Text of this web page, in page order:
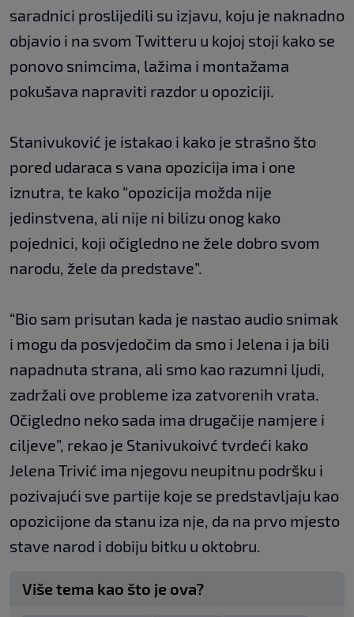
saradnici proslijedili su izjavu, koju je naknadno
objavio i na svom Twitteru u kojoj stoji kako se
ponovo snimcima, lažima i montažama
pokušava napraviti razdor u opoziciji.
Stanivuković je istakao i kako je strašno što
pored udaraca s vana opozicija ima i one
iznutra, te kako “opozicija možda nije
jedinstvena, ali nije ni bilizu onog kako
pojednici, koji očigledno ne žele dobro svom
narodu, žele da predstave”.
“Bio sam prisutan kada je nastao audio snimak
i mogu da posvjedočim da smo i Jelena i ja bili
napadnuta strana, ali smo kao razumni ljudi,
zadržali ove probleme iza zatvorenih vrata.
Očigledno neko sada ima drugačije namjere i
ciljeve”, rekao je Stanivukoivć tvrdeći kako
Jelena Trivić ima njegovu neupitnu podršku i
pozivajući sve partije koje se predstavljaju kao
opozicijone da stanu iza nje, da na prvo mjesto
stave narod i dobiju bitku u oktobru.
Više tema kao što je ova?